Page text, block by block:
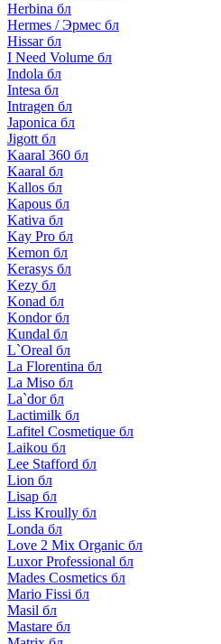
Herbina бл
Hermes / Эрмес бл
Hissar бл
I Need Volume бл
Indola бл
Intesa бл
Intragen бл
Japonica бл
Jigott бл
Kaaral 360 бл
Kaaral бл
Kallos бл
Kapous бл
Kativa бл
Kay Pro бл
Kemon бл
Kerasys бл
Kezy бл
Konad бл
Kondor бл
Kundal бл
L`Oreal бл
La Florentina бл
La Miso бл
La`dor бл
Lactimilk бл
Lafitel Cosmetique бл
Laikou бл
Lee Stafford бл
Lion бл
Lisap бл
Liss Kroully бл
Londa бл
Love 2 Mix Organic бл
Luxor Professional бл
Mades Cosmetics бл
Mario Fissi бл
Masil бл
Mastare бл